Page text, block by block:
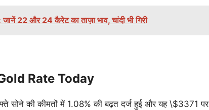
22 और 24 कैरेट का ताज़ा भाव, चांदी भी गिरी
Gold Rate Today
सोने की कीमतों में 1.08% की बढ़त दर्ज हुई और यह \$3371 पर